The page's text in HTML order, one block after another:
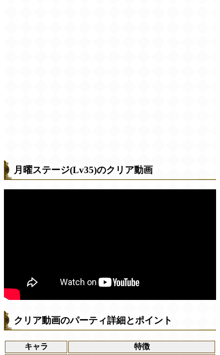
月曜ステージ(Lv35)のクリア動画
クリア動画のパーティ詳細とポイント
キャラ 特徴